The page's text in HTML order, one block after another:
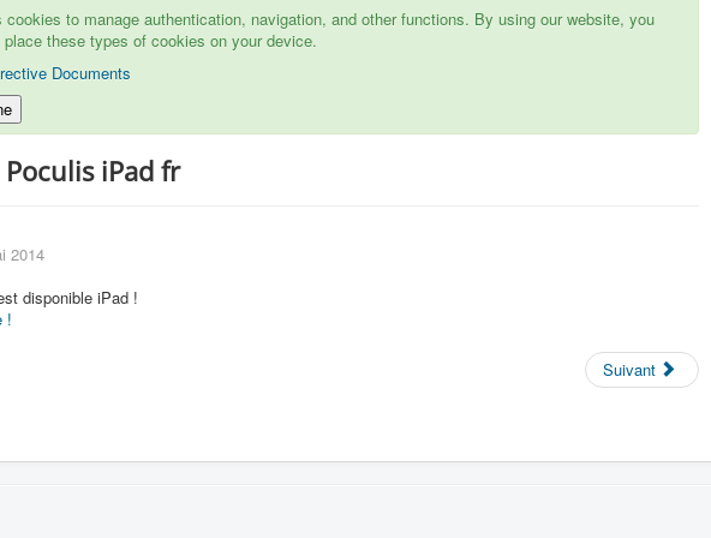
to manage authentication, navigation, and other functions. By using our website, you
these types of cookies on your device.
Documents
iPad fr
2014
disponible iPad !
!
Suivant